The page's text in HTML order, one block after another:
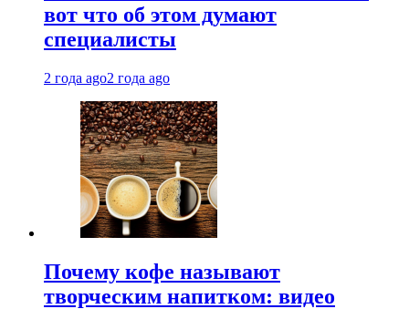
вот что об этом думают
специалисты
2 года ago2 года ago
Почему кофе называют
творческим напитком: видео